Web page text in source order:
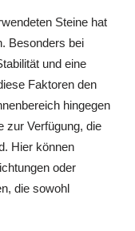
Steine hat
Besonders bei
und eine
Faktoren den
hingegen
zur Verfügung, die
Hier können
oder
die sowohl